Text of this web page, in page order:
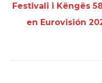
Festivali i Këngës
en Eurovisión